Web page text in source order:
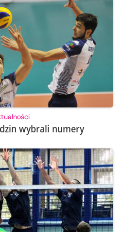
wybrali numery